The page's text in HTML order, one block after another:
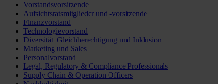
Vorstandsvorsitzende
Aufsichtsratsmitglieder und -vorsitzende
Finanzvorstand
Technologievorstand
Diversität, Gleichberechtigung und Inklusion
Marketing und Sales
Personalvorstand
Legal, Regulatory & Compliance Professionals
Supply Chain & Operation Officers